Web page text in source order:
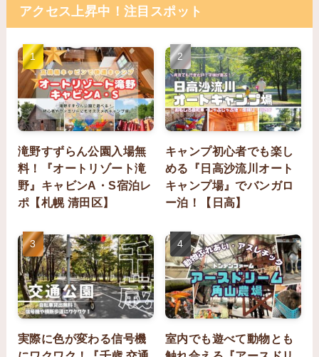
アクセス上昇中！注目スポット
滝野すずらん公園入場無
料！『オートリゾート滝
野』キャビンA・S宿泊レ
ポ【札幌 清田区】
キャンプ初心者でも楽し
める『日高沙流川オート
キャンプ場』でバンガロ
ー泊！【日高】
実際に色が変わる信号機
室内でも遊べて動物とも